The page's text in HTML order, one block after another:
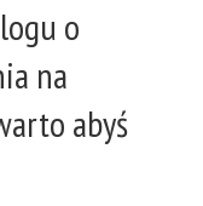
o
na
abyś